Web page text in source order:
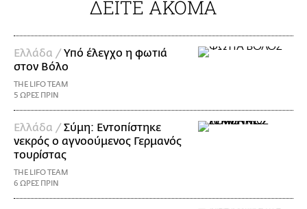
ΔΕΙΤΕ ΑΚΟΜΑ
Ελλάδα /Υπό έλεγχο η φωτιά
στον Βόλο
THE LIFO TEAM
5 ΩΡΕΣ ΠΡΙΝ
Ελλάδα /Σύμη: Εντοπίστηκε
νεκρός ο αγνοούμενος Γερμανός
τουρίστας
THE LIFO TEAM
6 ΩΡΕΣ ΠΡΙΝ